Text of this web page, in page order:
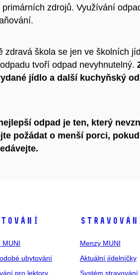
zdrojů. Využívání
zdravá škola se jen ve školních
tvoří odpad nevyhnutelný.
jídlo a další kuchyňský
odpad je ten, který
požádat o menší porci,
MUNI
ubytování
pro lektory
Menzy MUNI
Aktuální jídelníčky
Systém stravování